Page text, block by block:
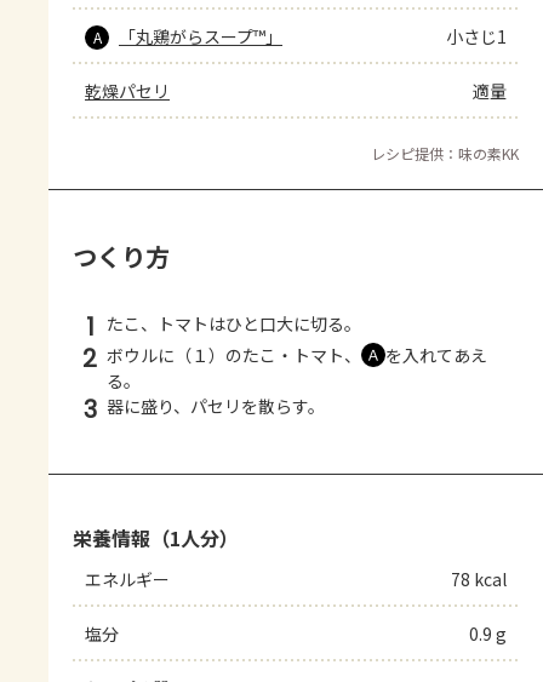
A 「丸鶏がらスープ™」 小さじ1
乾燥パセリ 適量
レシピ提供：味の素KK
つくり方
1 たこ、トマトはひと口大に切る。
2 ボウルに（１）のたこ・トマト、 Ａ を入れてあえ
る。
3 器に盛り、パセリを散らす。
栄養情報（1人分）
エネルギー 78 kcal
塩分 0.9 g